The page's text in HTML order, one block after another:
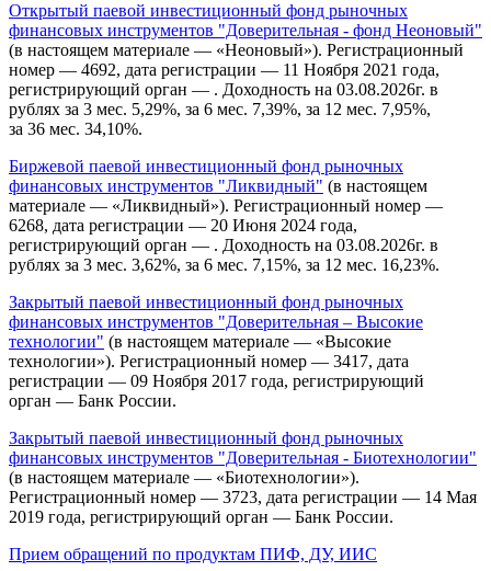
Открытый паевой инвестиционный фонд рыночных
финансовых инструментов "Доверительная - фонд Неоновый"
(в настоящем материале — «Неоновый»). Регистрационный
номер — 4692, дата регистрации — 11 Ноября 2021 года,
регистрирующий орган — . Доходность на 03.08.2026г. в
рублях за 3 мес. 5,29%, за 6 мес. 7,39%, за 12 мес. 7,95%,
за 36 мес. 34,10%.
Биржевой паевой инвестиционный фонд рыночных
финансовых инструментов "Ликвидный" (в настоящем
материале — «Ликвидный»). Регистрационный номер —
6268, дата регистрации — 20 Июня 2024 года,
регистрирующий орган — . Доходность на 03.08.2026г. в
рублях за 3 мес. 3,62%, за 6 мес. 7,15%, за 12 мес. 16,23%.
Закрытый паевой инвестиционный фонд рыночных
финансовых инструментов "Доверительная – Высокие
технологии" (в настоящем материале — «Высокие
технологии»). Регистрационный номер — 3417, дата
регистрации — 09 Ноября 2017 года, регистрирующий
орган — Банк России.
Закрытый паевой инвестиционный фонд рыночных
финансовых инструментов "Доверительная - Биотехнологии"
(в настоящем материале — «Биотехнологии»).
Регистрационный номер — 3723, дата регистрации — 14 Мая
2019 года, регистрирующий орган — Банк России.
Прием обращений по продуктам ПИФ, ДУ, ИИС